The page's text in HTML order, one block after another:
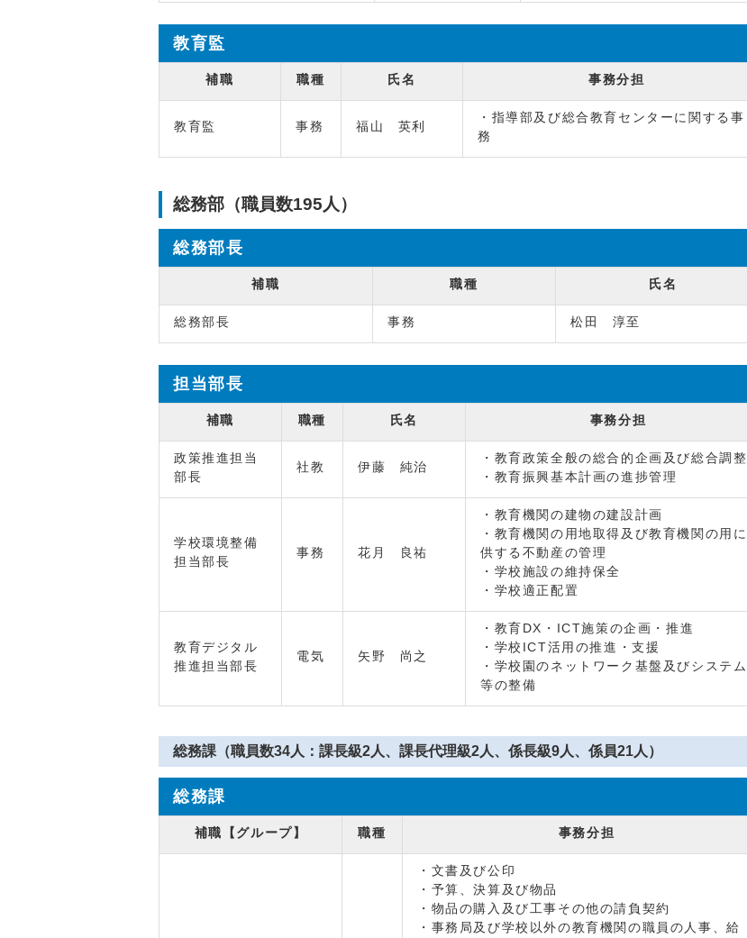
教育監
補職 職種 氏名 事務分担
教育監 事務 福山 英利
・指導部及び総合教育センターに関する事
務
総務部（職員数195人）
総務部長
補職 職種 氏名
総務部長 事務 松田 淳至
担当部長
補職 職種 氏名 事務分担
政策推進担当
部長
社教 伊藤 純治
・教育政策全般の総合的企画及び総合調整
・教育振興基本計画の進捗管理
学校環境整備
担当部長
事務 花月 良祐
・教育機関の建物の建設計画
・教育機関の用地取得及び教育機関の用に
供する不動産の管理
・学校施設の維持保全
・学校適正配置
教育デジタル
推進担当部長
電気 矢野 尚之
・教育DX・ICT施策の企画・推進
・学校ICT活用の推進・支援
・学校園のネットワーク基盤及びシステム
等の整備
総務課（職員数34人：課長級2人、課長代理級2人、係長級9人、係員21人）
総務課
補職【グループ】 職種 事務分担
・文書及び公印
・予算、決算及び物品
・物品の購入及び工事その他の請負契約
・事務局及び学校以外の教育機関の職員の人事、給